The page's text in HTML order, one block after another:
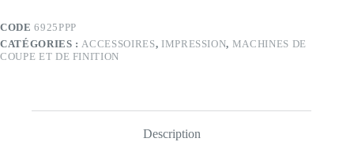
50
mm
CODE6925PPP
CATÉGORIES : ACCESSOIRES, IMPRESSION, MACHINES DE
COUPE ET DE FINITION
Description